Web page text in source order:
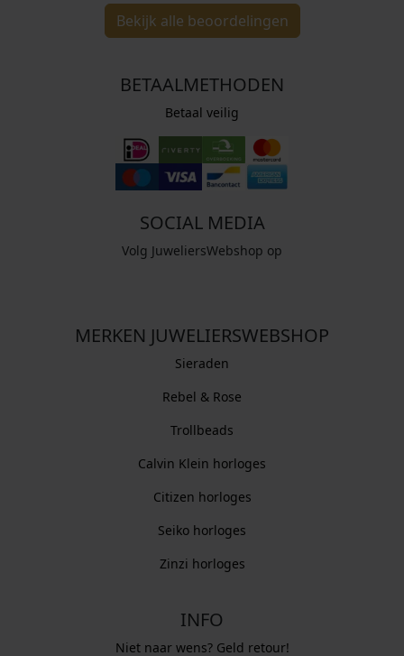
Bekijk alle beoordelingen
BETAALMETHODEN
Betaal veilig
SOCIAL MEDIA
Volg JuweliersWebshop op
MERKEN JUWELIERSWEBSHOP
Sieraden
Rebel & Rose
Trollbeads
Calvin Klein horloges
Citizen horloges
Seiko horloges
Zinzi horloges
INFO
Niet naar wens? Geld retour!